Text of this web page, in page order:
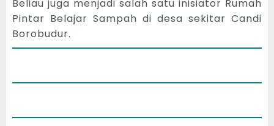
Beliau juga menjadi salah satu inisiator Rumah
Pintar Belajar Sampah di desa sekitar Candi
Borobudur.